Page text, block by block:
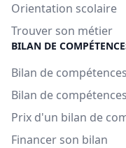
Orientation scolaire
Trouver son métier
BILAN DE
Bilan de compétences
Bilan de
Prix d'un bilan de
Financer son bilan